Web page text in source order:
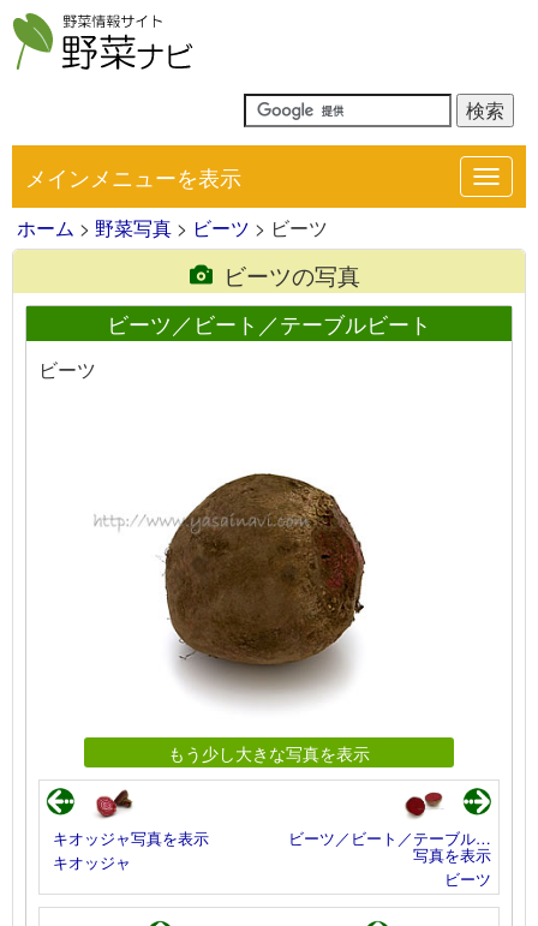
メインメニューを表示
ホーム > 野菜写真 > ビーツ > ビーツ
ビーツの写真
ビーツ／ビート／テーブルビート
ビーツ
もう少し大きな写真を表示
キオッジャ写真を表示
キオッジャ
ビーツ／ビート／テーブル…
写真を表示
ビーツ